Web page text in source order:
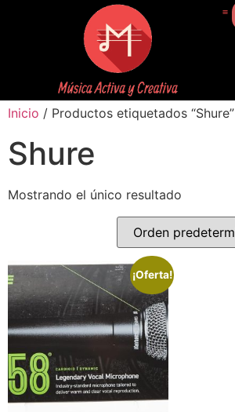
Inicio / Productos etiquetados “Shure”
Shure
Mostrando el único resultado
¡Oferta!